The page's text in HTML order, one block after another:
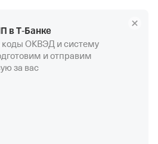
в Т‑Банке
ОКВЭД и систему
и отправим
за вас